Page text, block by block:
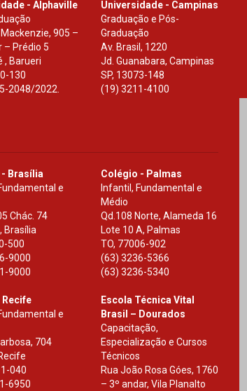
- Alphaville
905 –
– Prédio 5
, Barueri
130
2048/2022.
Universidade - Campinas
Graduação e Pós-
Graduação
Av. Brasil, 1220
Jd. Guanabara, Campinas
SP, 13073-148
(19) 3211-4100
Brasília
e
Chác. 74
Brasília
500
9000
9000
Colégio - Palmas
Infantil, Fundamental e
Médio
Qd.108 Norte, Alameda 16
Lote 10 A, Palmas
TO, 77006-902
(63) 3236-5366
(63) 3236-5340
Recife
e
704
040
6950
Escola Técnica Vital
Brasil – Dourados
Capacitação,
Especialização e Cursos
Técnicos
Rua João Rosa Góes, 1760
– 3º andar, Vila Planalto